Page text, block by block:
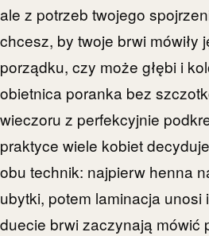
ale z potrzeb twojego
chcesz, by twoje brwi mówiły
porządku, czy może głębi i
obietnica poranka bez
wieczoru z perfekcyjnie
praktyce wiele kobiet
obu technik: najpierw henna
ubytki, potem laminacja unosi
duecie brwi zaczynają mówić